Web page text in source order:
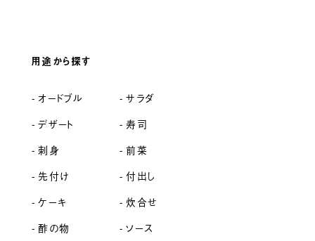
用途から探す
オードブル
サラダ
デザート
寿司
刺身
前菜
先付け
付出し
ケーキ
炊合せ
酢の物
ソース